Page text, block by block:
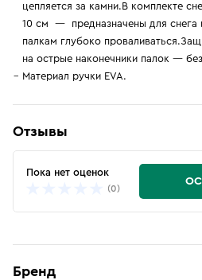
цепляется за камни.В комплекте
10 см — предназначены для снега
палкам глубоко
на острые наконечники палок —
Материал ручки EVA.
Отзывы
Пока нет оценок
(0)
Бренд